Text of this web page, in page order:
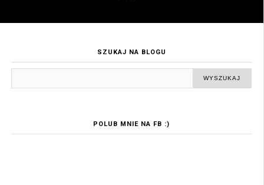
SZUKAJ NA BLOGU
POLUB MNIE NA FB :)